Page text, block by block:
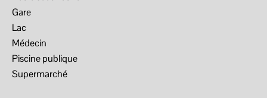
Gare
Lac
Médecin
Piscine publique
Supermarché